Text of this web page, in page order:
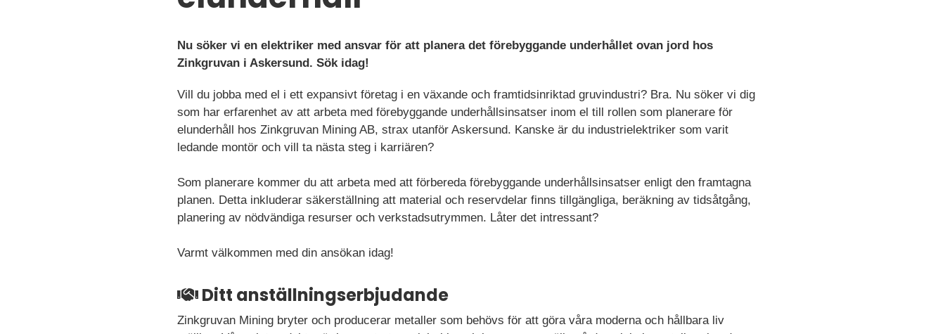
Nu söker vi en elektriker med ansvar för att planera det förebyggande underhållet ovan jord hos
Zinkgruvan i Askersund. Sök idag!
Vill du jobba med el i ett expansivt företag i en växande och framtidsinriktad gruvindustri? Bra. Nu söker vi dig
som har erfarenhet av att arbeta med förebyggande underhållsinsatser inom el till rollen som planerare för
elunderhåll hos Zinkgruvan Mining AB, strax utanför Askersund. Kanske är du industrielektriker som varit
ledande montör och vill ta nästa steg i karriären?
Som planerare kommer du att arbeta med att förbereda förebyggande underhållsinsatser enligt den framtagna
planen. Detta inkluderar säkerställning att material och reservdelar finns tillgängliga, beräkning av tidsåtgång,
planering av nödvändiga resurser och verkstadsutrymmen. Låter det intressant?
Varmt välkommen med din ansökan idag!
Ditt anställningserbjudande
Zinkgruvan Mining bryter och producerar metaller som behövs för att göra våra moderna och hållbara liv